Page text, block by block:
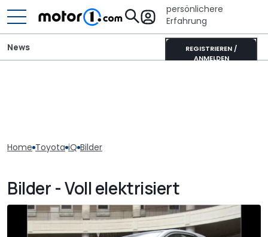
persönlichere
Erfahrung
REGISTRIEREN /
ANMELDEN
News
Home Toyota iQ Bilder
Bilder - Voll elektrisiert